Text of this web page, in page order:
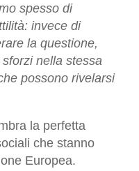
spesso di
invece di
la questione,
nella stessa
possono rivelarsi
la perfetta
che stanno
Europea.